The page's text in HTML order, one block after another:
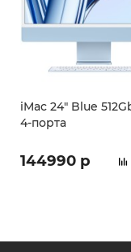
Тип покрытия
Тип матрицы
Наличие
Процессор: Apple
iMac 24" Blue
4-порта
144990 р